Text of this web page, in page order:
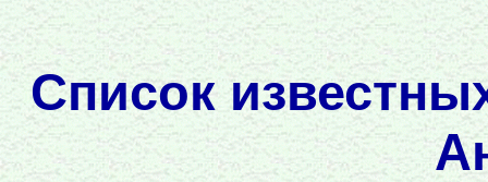
Список